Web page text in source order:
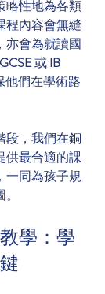
略性地為各類
程內容會無縫
亦會為就讀國
或 IB
他們在學術路
段，我們在銅
供最合適的課
一同為孩子規
學：學